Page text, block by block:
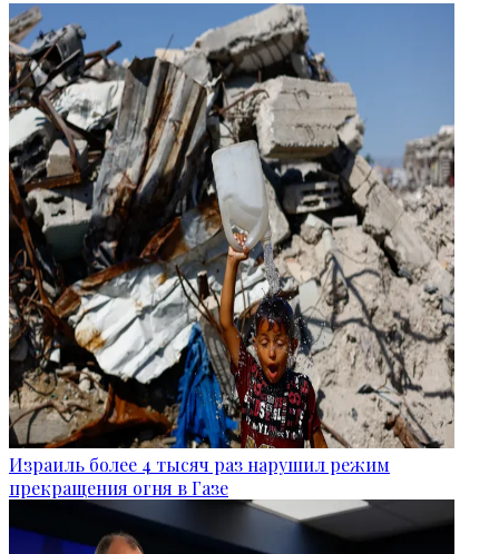
Израиль более 4 тысяч раз нарушил режим
прекращения огня в Газе